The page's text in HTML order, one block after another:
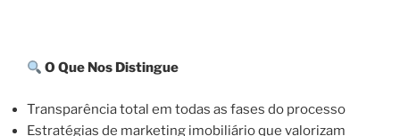
O Que Nos Distingue
Transparência total em todas as fases do processo
Estratégias de marketing imobiliário que valorizam